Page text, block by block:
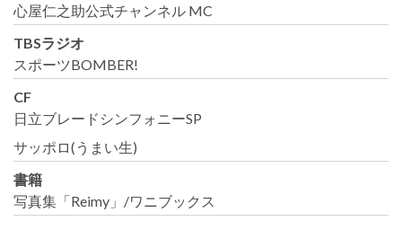
心屋仁之助公式チャンネル MC
TBSラジオ
スポーツBOMBER!
CF
日立ブレードシンフォニーSP
サッポロ(うまい生)
書籍
写真集「Reimy」/ワニブックス